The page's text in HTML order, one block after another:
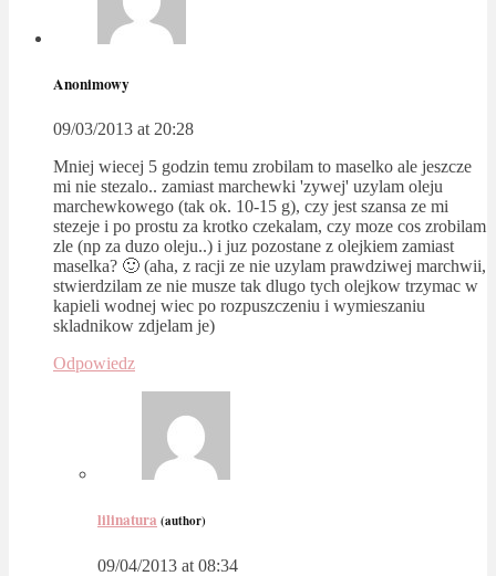
Anonimowy
09/03/2013 at 20:28
Mniej wiecej 5 godzin temu zrobilam to maselko ale jeszcze
mi nie stezalo.. zamiast marchewki 'zywej' uzylam oleju
marchewkowego (tak ok. 10-15 g), czy jest szansa ze mi
stezeje i po prostu za krotko czekalam, czy moze cos zrobilam
zle (np za duzo oleju..) i juz pozostane z olejkiem zamiast
maselka? 🙂 (aha, z racji ze nie uzylam prawdziwej marchwii,
stwierdzilam ze nie musze tak dlugo tych olejkow trzymac w
kapieli wodnej wiec po rozpuszczeniu i wymieszaniu
skladnikow zdjelam je)
Odpowiedz
lilinatura (author)
09/04/2013 at 08:34